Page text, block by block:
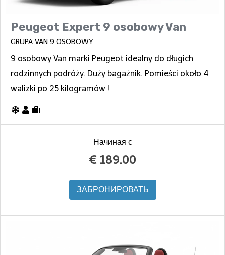
Peugeot Expert 9 osobowy Van
GRUPA VAN 9 OSOBOWY
9 osobowy Van marki Peugeot idealny do długich
rodzinnych podróży. Duży bagażnik. Pomieści około 4
walizki po 25 kilogramów !
Начиная с
€ 189.00
ЗАБРОНИРОВАТЬ